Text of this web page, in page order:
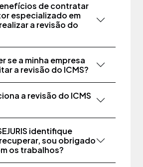
de contratar
especializado em
a revisão do
se a minha empresa
a revisão do ICMS?
a revisão do ICMS
identifique
sou obrigado
os trabalhos?